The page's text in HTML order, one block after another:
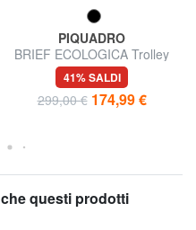
PIQUADRO
BRIEF ECOLOGICA Trolley
Pilota
41% SALDI
299,00 € 174,99 €
questi prodotti